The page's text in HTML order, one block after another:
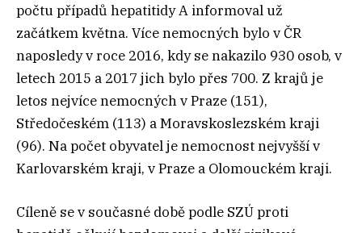
počtu případů hepatitidy A informoval už
začátkem května. Více nemocných bylo v ČR
naposledy v roce 2016, kdy se nakazilo 930 osob, v
letech 2015 a 2017 jich bylo přes 700. Z krajů je
letos nejvíce nemocných v Praze (151),
Středočeském (113) a Moravskoslezském kraji
(96). Na počet obyvatel je nemocnost nejvyšší v
Karlovarském kraji, v Praze a Olomouckém kraji.
Cíleně se v současné době podle SZÚ proti